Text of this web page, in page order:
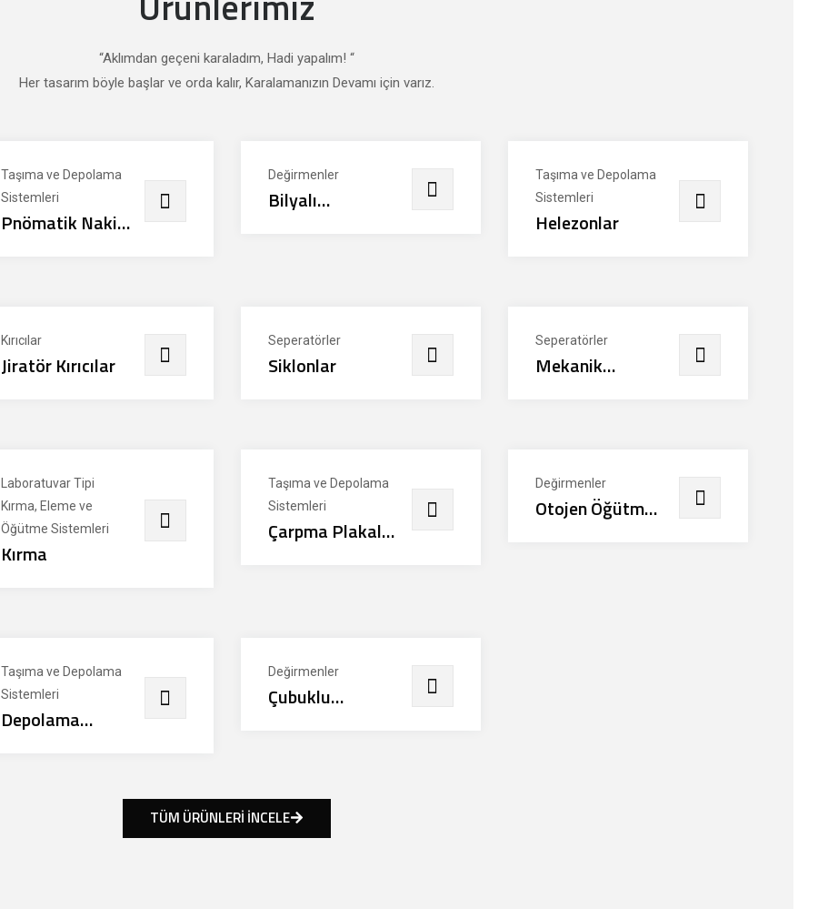
“Aklımdan geçeni karaladım, Hadi yapalım! “
Her tasarım böyle başlar ve orda kalır, Karalamanızın Devamı için varız.
Taşıma ve Depolama
Sistemleri
Pnömatik Nakil
Değirmenler
Bilyalı
Taşıma ve Depolama
Sistemleri
Helezonlar
Kırıcılar
Jiratör Kırıcılar
Seperatörler
Siklonlar
Seperatörler
Mekanik
Laboratuvar Tipi
Kırma, Eleme ve
Öğütme Sistemleri
Kırma
Taşıma ve Depolama
Sistemleri
Çarpma Plakalı
Değirmenler
Otojen Öğütme
Taşıma ve Depolama
Sistemleri
Depolama
Değirmenler
Çubuklu
TÜM ÜRÜNLERİ İNCELE